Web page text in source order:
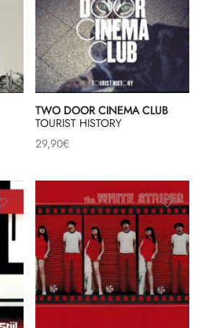
TWO DOOR CINEMA CLUB
TOURIST HISTORY
29,90€